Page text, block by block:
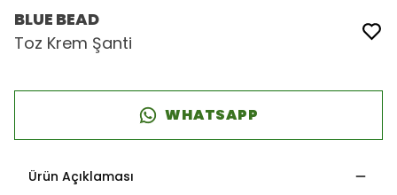
BLUE BEAD
Toz Krem Şanti
WHATSAPP
Ürün Açıklaması